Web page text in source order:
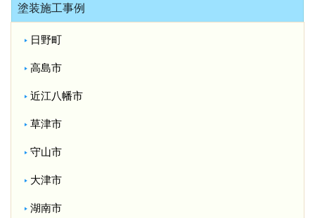
塗装施工事例
日野町
高島市
近江八幡市
草津市
守山市
大津市
湖南市